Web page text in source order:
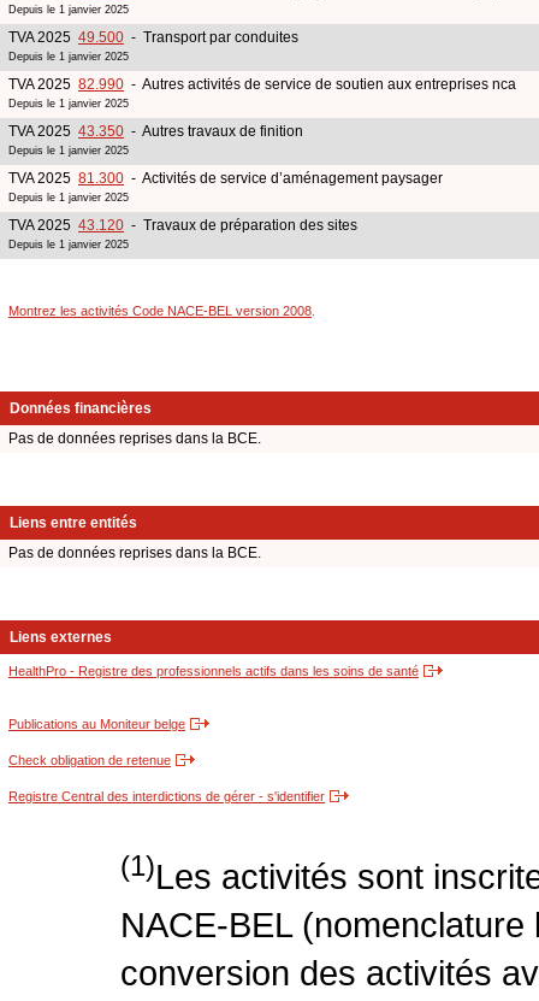
Depuis le 1 janvier 2025
TVA 2025 49.500 - Transport par conduites
Depuis le 1 janvier 2025
TVA 2025 82.990 - Autres activités de service de soutien aux entreprises nca
Depuis le 1 janvier 2025
TVA 2025 43.350 - Autres travaux de finition
Depuis le 1 janvier 2025
TVA 2025 81.300 - Activités de service d’aménagement paysager
Depuis le 1 janvier 2025
TVA 2025 43.120 - Travaux de préparation des sites
Depuis le 1 janvier 2025
Montrez les activités Code NACE-BEL version 2008
Données financières
Pas de données reprises dans la BCE.
Liens entre entités
Pas de données reprises dans la BCE.
Liens externes
HealthPro - Registre des professionnels actifs dans les soins de santé
Publications au Moniteur belge
Check obligation de retenue
Registre Central des interdictions de gérer - s'identifier
(1)Les activités sont
NACE-BEL
conversion des activités